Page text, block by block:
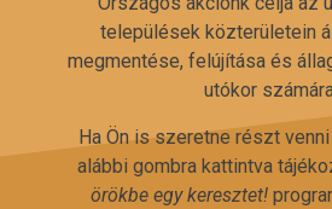
települések közterületein
megmentése, felújítása és
utókor
Ha Ön is szeretne részt
alábbi gombra kattintva
örökbe egy keresztet!